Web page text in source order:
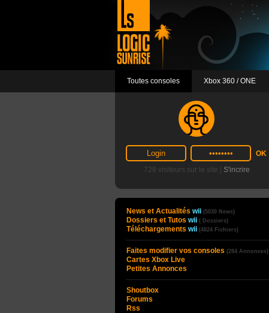
Toutes consoles Xbox 360 / ONE
728 visiteurs sur le site | S'incrire
News et Actualités wii (5030 News)
Dossiers et Tutos wii ( Dossiers)
Téléchargements wii (4824 Fichiers)
Faites modifier vos consoles (284 Annonces)
Cartes Xbox Live
Petites Annonces
Shoutbox
Forums
Rss